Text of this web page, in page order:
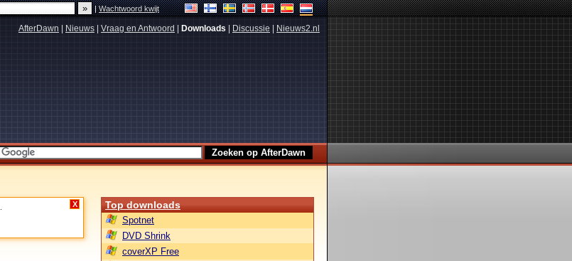
|Wachtwoord kwijt
AfterDawn Nieuws Vraag en Antwoord Downloads Discussie Nieuws2.nl
X Top downloads
Spotnet
DVD Shrink
coverXP Free